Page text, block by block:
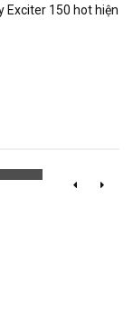
Exciter 150 hot hiện